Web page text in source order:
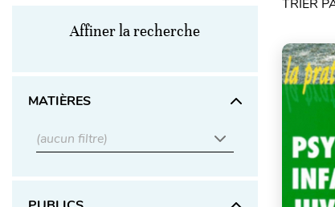
Affiner la recherche
MATIÈRES
(aucun filtre)
TRIER